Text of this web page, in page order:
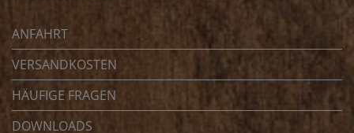
ANFAHRT
VERSANDKOSTEN
HÄUFIGE FRAGEN
DOWNLOADS